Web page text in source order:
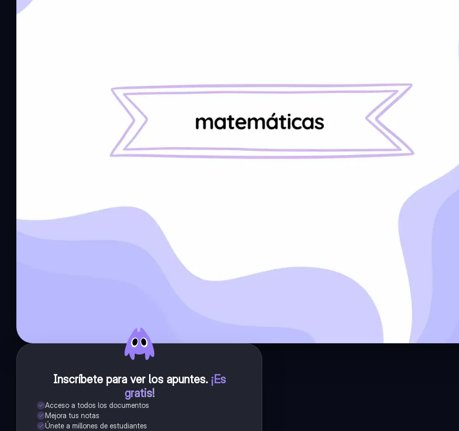
Inscríbete para ver los apuntes. ¡Es
gratis!
Acceso a todos los documentos
Mejora tus notas
Únete a millones de estudiantes